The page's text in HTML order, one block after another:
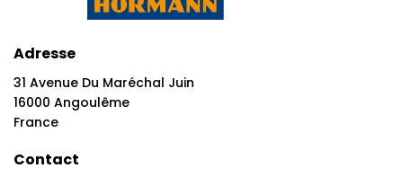
Adresse
31 Avenue Du Maréchal Juin
16000 Angoulême
France
Contact